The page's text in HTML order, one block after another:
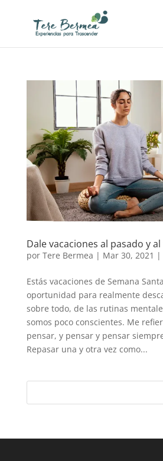
Dale vacaciones al pasado y
por Tere Bermea | Mar 30, 2021 |
Estás vacaciones de Semana
oportunidad para realmente
sobre todo, de las rutinas
somos poco conscientes. Me
pensar, y pensar y pensar
Repasar una y otra vez como...